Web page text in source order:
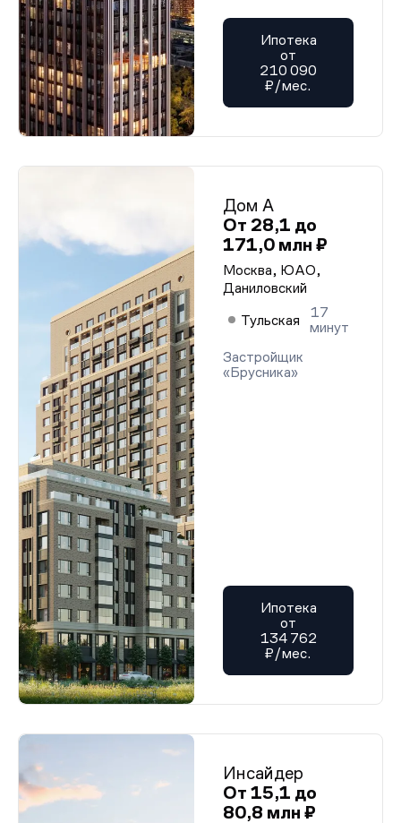
Ипотека
от
210 090
₽/мес.
Дом А
От 28,1 до
171,0 млн ₽
Москва, ЮАО,
Даниловский
Тульская
17
минут
Застройщик
«Брусника»
Ипотека
от
134 762
₽/мес.
Инсайдер
От 15,1 до
80,8 млн ₽